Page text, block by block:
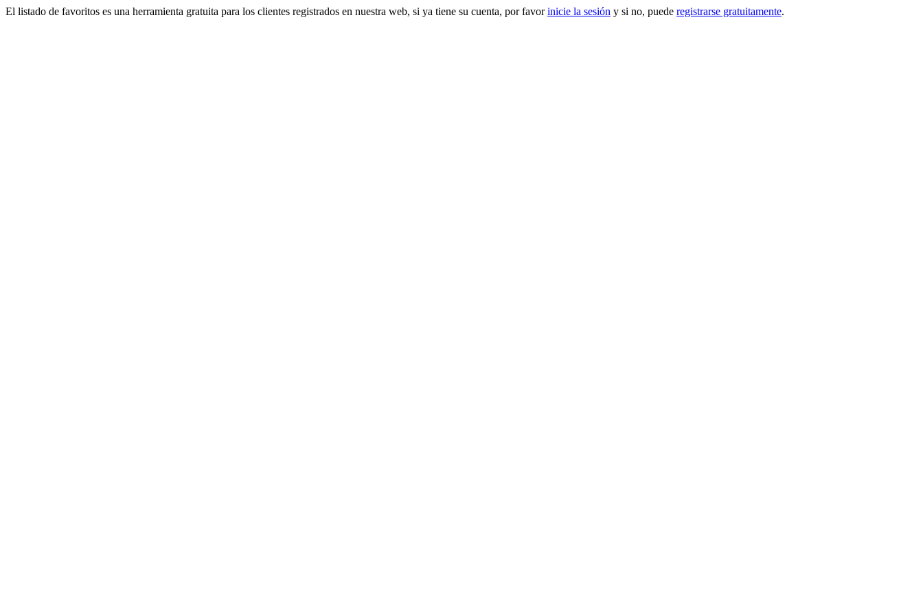
El listado de favoritos es una herramienta gratuita para los clientes registrados en nuestra web, si ya tiene su cuenta, por favorinicie la sesión y si no, puede registrarse gratuitamente.